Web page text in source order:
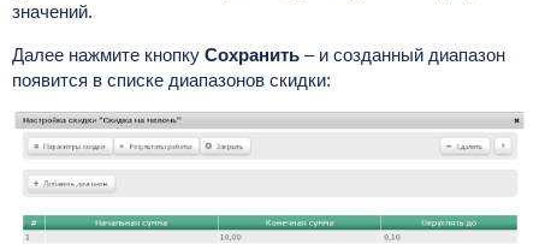
значений.
Далее нажмите кнопку Сохранить – и созданный диапазон
появится в списке диапазонов скидки: